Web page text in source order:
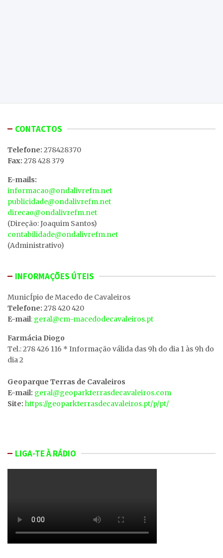
CONTACTOS
Telefone: 278428370
Fax: 278 428 379
E-mails:
informacao@ondalivrefm.net
publicidade@ondalivrefm.net
direcao@ondalivrefm.net
(Direção: Joaquim Santos)
contabilidade@ondalivrefm.net
(Administrativo)
INFORMAÇÕES ÚTEIS
MunicÍpio de Macedo de Cavaleiros
Telefone: 278 420 420
E-mail: geral@cm-macedodecavaleiros.pt
Farmácia Diogo
Tel.: 278 426 116 * Informação válida das 9h do dia 1 às 9h do
dia 2
Geoparque Terras de Cavaleiros
E-mail: geral@geoparkterrasdecavaleiros.com
Site: https://geoparkterrasdecavaleiros.pt/p/pt/
LIGA-TE À RÁDIO